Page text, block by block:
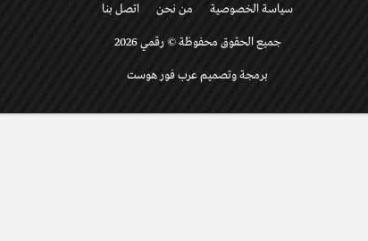
سياسة الخصوصية من نحن اتصل بنا
جميع الحقوق محفوظة © رقمي 2026
برمجة وتصميم عرب فور هوست